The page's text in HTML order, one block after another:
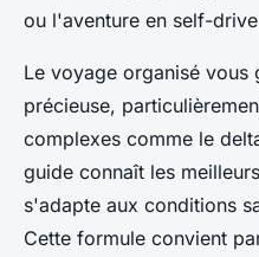
ou l'aventure en self-
Le voyage organisé vous
précieuse,
complexes comme le
guide connaît les
s'adapte aux conditions
Cette formule convient